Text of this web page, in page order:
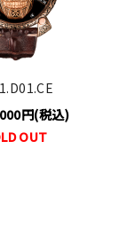
円(税込)
OUT